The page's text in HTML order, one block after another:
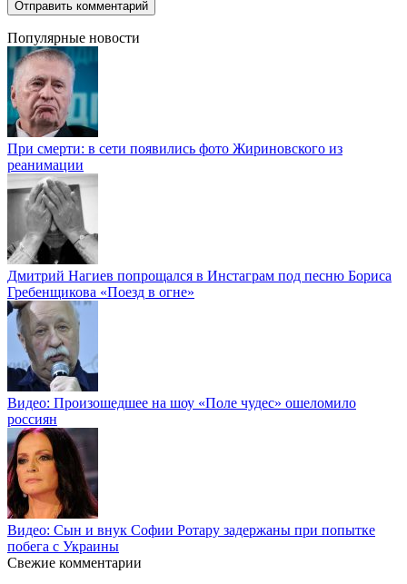
Популярные новости
При смерти: в сети появились фото Жириновского из
реанимации
Дмитрий Нагиев попрощался в Инстаграм под песню Бориса
Гребенщикова «Поезд в огне»
Видео: Произошедшее на шоу «Поле чудес» ошеломило
россиян
Видео: Сын и внук Софии Ротару задержаны при попытке
побега с Украины
Свежие комментарии